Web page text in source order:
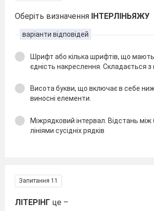
Оберіть визначення ІНТЕРЛІНЬЯЖУ
варіанти відповідей
Шрифт або кілька шрифтів, що мають
єдність накреслення. Складається з
Висота букви, що включає в себе
виносні елементи.
Міжрядковий інтервал. Відстань
лініями сусідніх рядків
Запитання 11
ЛІТЕРІНГ це –